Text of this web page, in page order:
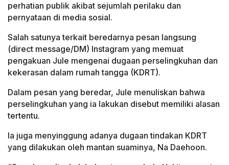
perhatian publik akibat sejumlah perilaku dan
pernyataan di media sosial.
Salah satunya terkait beredarnya pesan langsung
(direct message/DM) Instagram yang memuat
pengakuan Jule mengenai dugaan perselingkuhan dan
kekerasan dalam rumah tangga (KDRT).
Dalam pesan yang beredar, Jule menuliskan bahwa
perselingkuhan yang ia lakukan disebut memiliki alasan
tertentu.
Ia juga menyinggung adanya dugaan tindakan KDRT
yang dilakukan oleh mantan suaminya, Na Daehoon.